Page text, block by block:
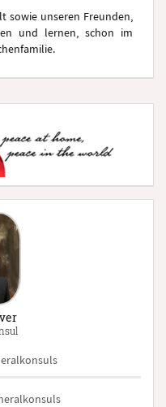
sowie unseren Freunden,
und lernen, schon im